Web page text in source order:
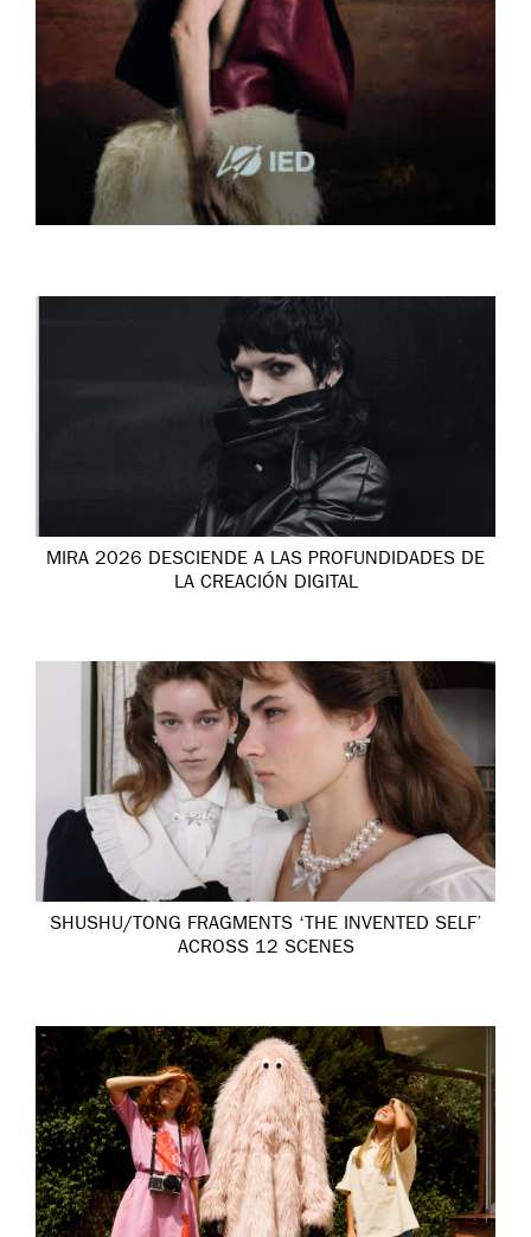
MIRA 2026 DESCIENDE A LAS PROFUNDIDADES DE
LA CREACIÓN DIGITAL
SHUSHU/TONG FRAGMENTS ‘THE INVENTED SELF’
ACROSS 12 SCENES